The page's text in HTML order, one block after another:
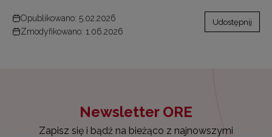
Opublikowano: 5.02.2026
Zmodyfikowano: 1.06.2026
Udostępnij
Newsletter ORE
Zapisz się i bądź na bieżąco z najnowszymi